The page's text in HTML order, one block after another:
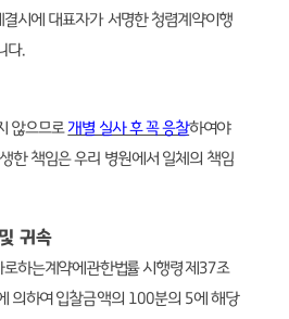
시에 대표자가 서명한 청렴계약이행
다.
않으므로개별 실사 후 꼭 응찰하여야
한 책임은 우리 병원에서 일체의 책임
귀속
하는계약에관한법률 시행령 제 37조
의하여 입찰금액의 100분의 5에 해당